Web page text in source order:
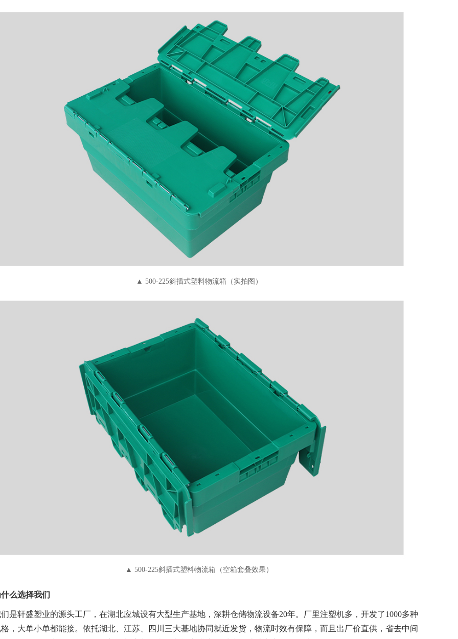
▲ 500-225斜插式塑料物流箱（实拍图）
▲ 500-225斜插式塑料物流箱（空箱套叠效果）
么选择我们
是轩盛塑业的源头工厂，在湖北应城设有大型生产基地，深耕仓储物流设备20年。厂里注塑机多，开发了1000多种
，大单小单都能接。依托湖北、江苏、四川三大基地协同就近发货，物流时效有保障，而且出厂价直供，省去中间